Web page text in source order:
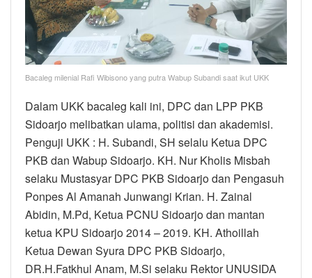
Bacaleg milenial Rafi Wibisono yang putra Wabup Subandi saat ikut UKK
Dalam UKK bacaleg kali ini, DPC dan LPP PKB
Sidoarjo melibatkan ulama, politisi dan akademisi.
Penguji UKK : H. Subandi, SH selalu Ketua DPC
PKB dan Wabup Sidoarjo. KH. Nur Kholis Misbah
selaku Mustasyar DPC PKB Sidoarjo dan Pengasuh
Ponpes Al Amanah Junwangi Krian. H. Zainal
Abidin, M.Pd, Ketua PCNU Sidoarjo dan mantan
ketua KPU Sidoarjo 2014 – 2019. KH. Athoillah
Ketua Dewan Syura DPC PKB Sidoarjo,
DR.H.Fatkhul Anam, M.Si selaku Rektor UNUSIDA